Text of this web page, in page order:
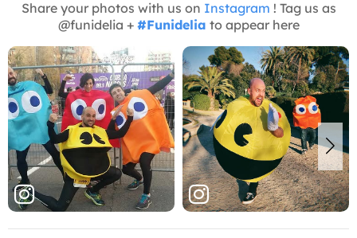
Share your photos with us on Instagram ! Tag us as
@funidelia + #Funidelia to appear here